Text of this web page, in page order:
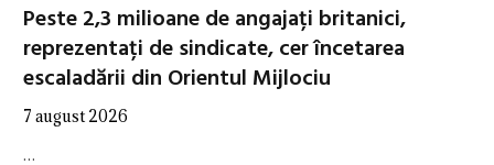
Peste 2,3 milioane de angajați britanici,
reprezentați de sindicate, cer încetarea
escaladării din Orientul Mijlociu
7 august 2026
…